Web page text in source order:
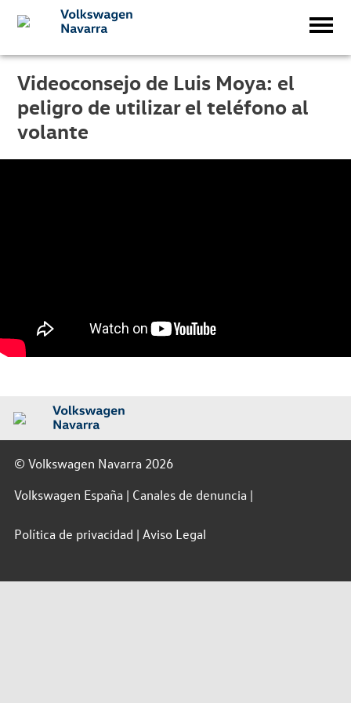
Videoconsejo de Luis Moya: el
peligro de utilizar el teléfono al
volante
© Volkswagen Navarra 2026
Volkswagen España
Canales de denuncia
Política de privacidad Aviso Legal